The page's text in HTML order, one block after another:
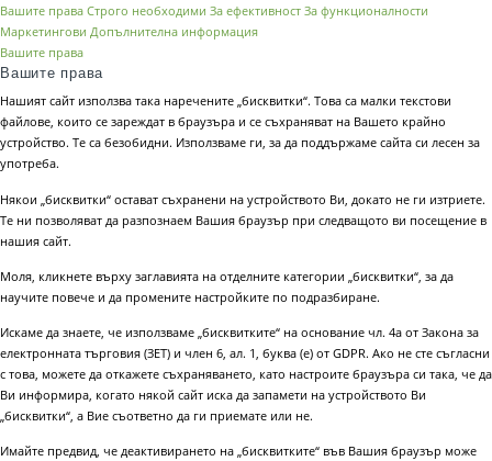
Вашите права Строго необходими За ефективност За функционалности
Маркетингови Допълнителна информация
Вашите права
Вашите права
Нашият сайт използва така наречените „бисквитки“. Това са малки текстови
файлове, които се зареждат в браузъра и се съхраняват на Вашето крайно
устройство. Те са безобидни. Използваме ги, за да поддържаме сайта си лесен за
употреба.
Някои „бисквитки“ остават съхранени на устройството Ви, докато не ги изтриете.
Те ни позволяват да разпознаем Вашия браузър при следващото ви посещение в
нашия сайт.
Моля, кликнете върху заглавията на отделните категории „бисквитки“, за да
научите повече и да промените настройките по подразбиране.
Искаме да знаете, че използваме „бисквитките“ на основание чл. 4а от Закона за
електронната търговия (ЗЕТ) и член 6, ал. 1, буква (е) от GDPR. Ако не сте съгласни
с това, можете да откажете съхраняването, като настроите браузъра си така, че да
Ви информира, когато някой сайт иска да запамети на устройството Ви
„бисквитки“, а Вие съответно да ги приемате или не.
Имайте предвид, че деактивирането на „бисквитките“ във Вашия браузър може